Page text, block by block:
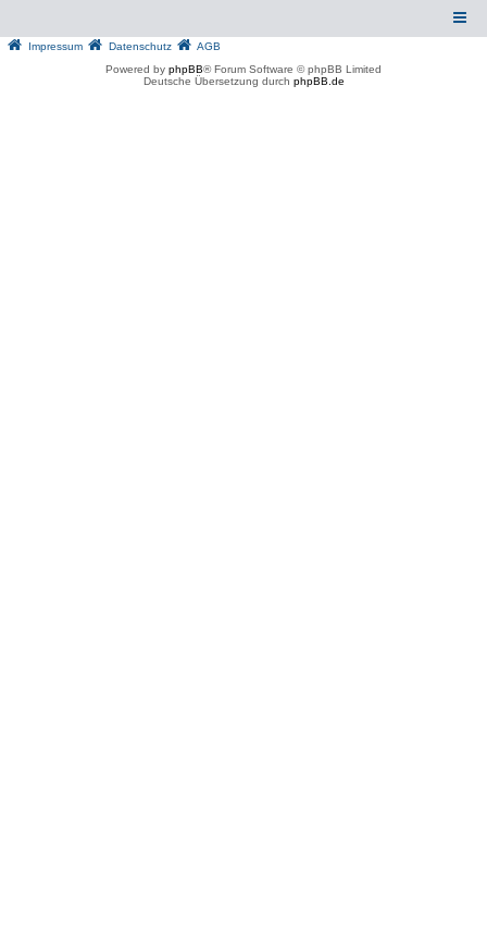
Impressum Datenschutz
AGB
Powered by phpBB® Forum Software © phpBB Limited
Deutsche Übersetzung durch phpBB.de